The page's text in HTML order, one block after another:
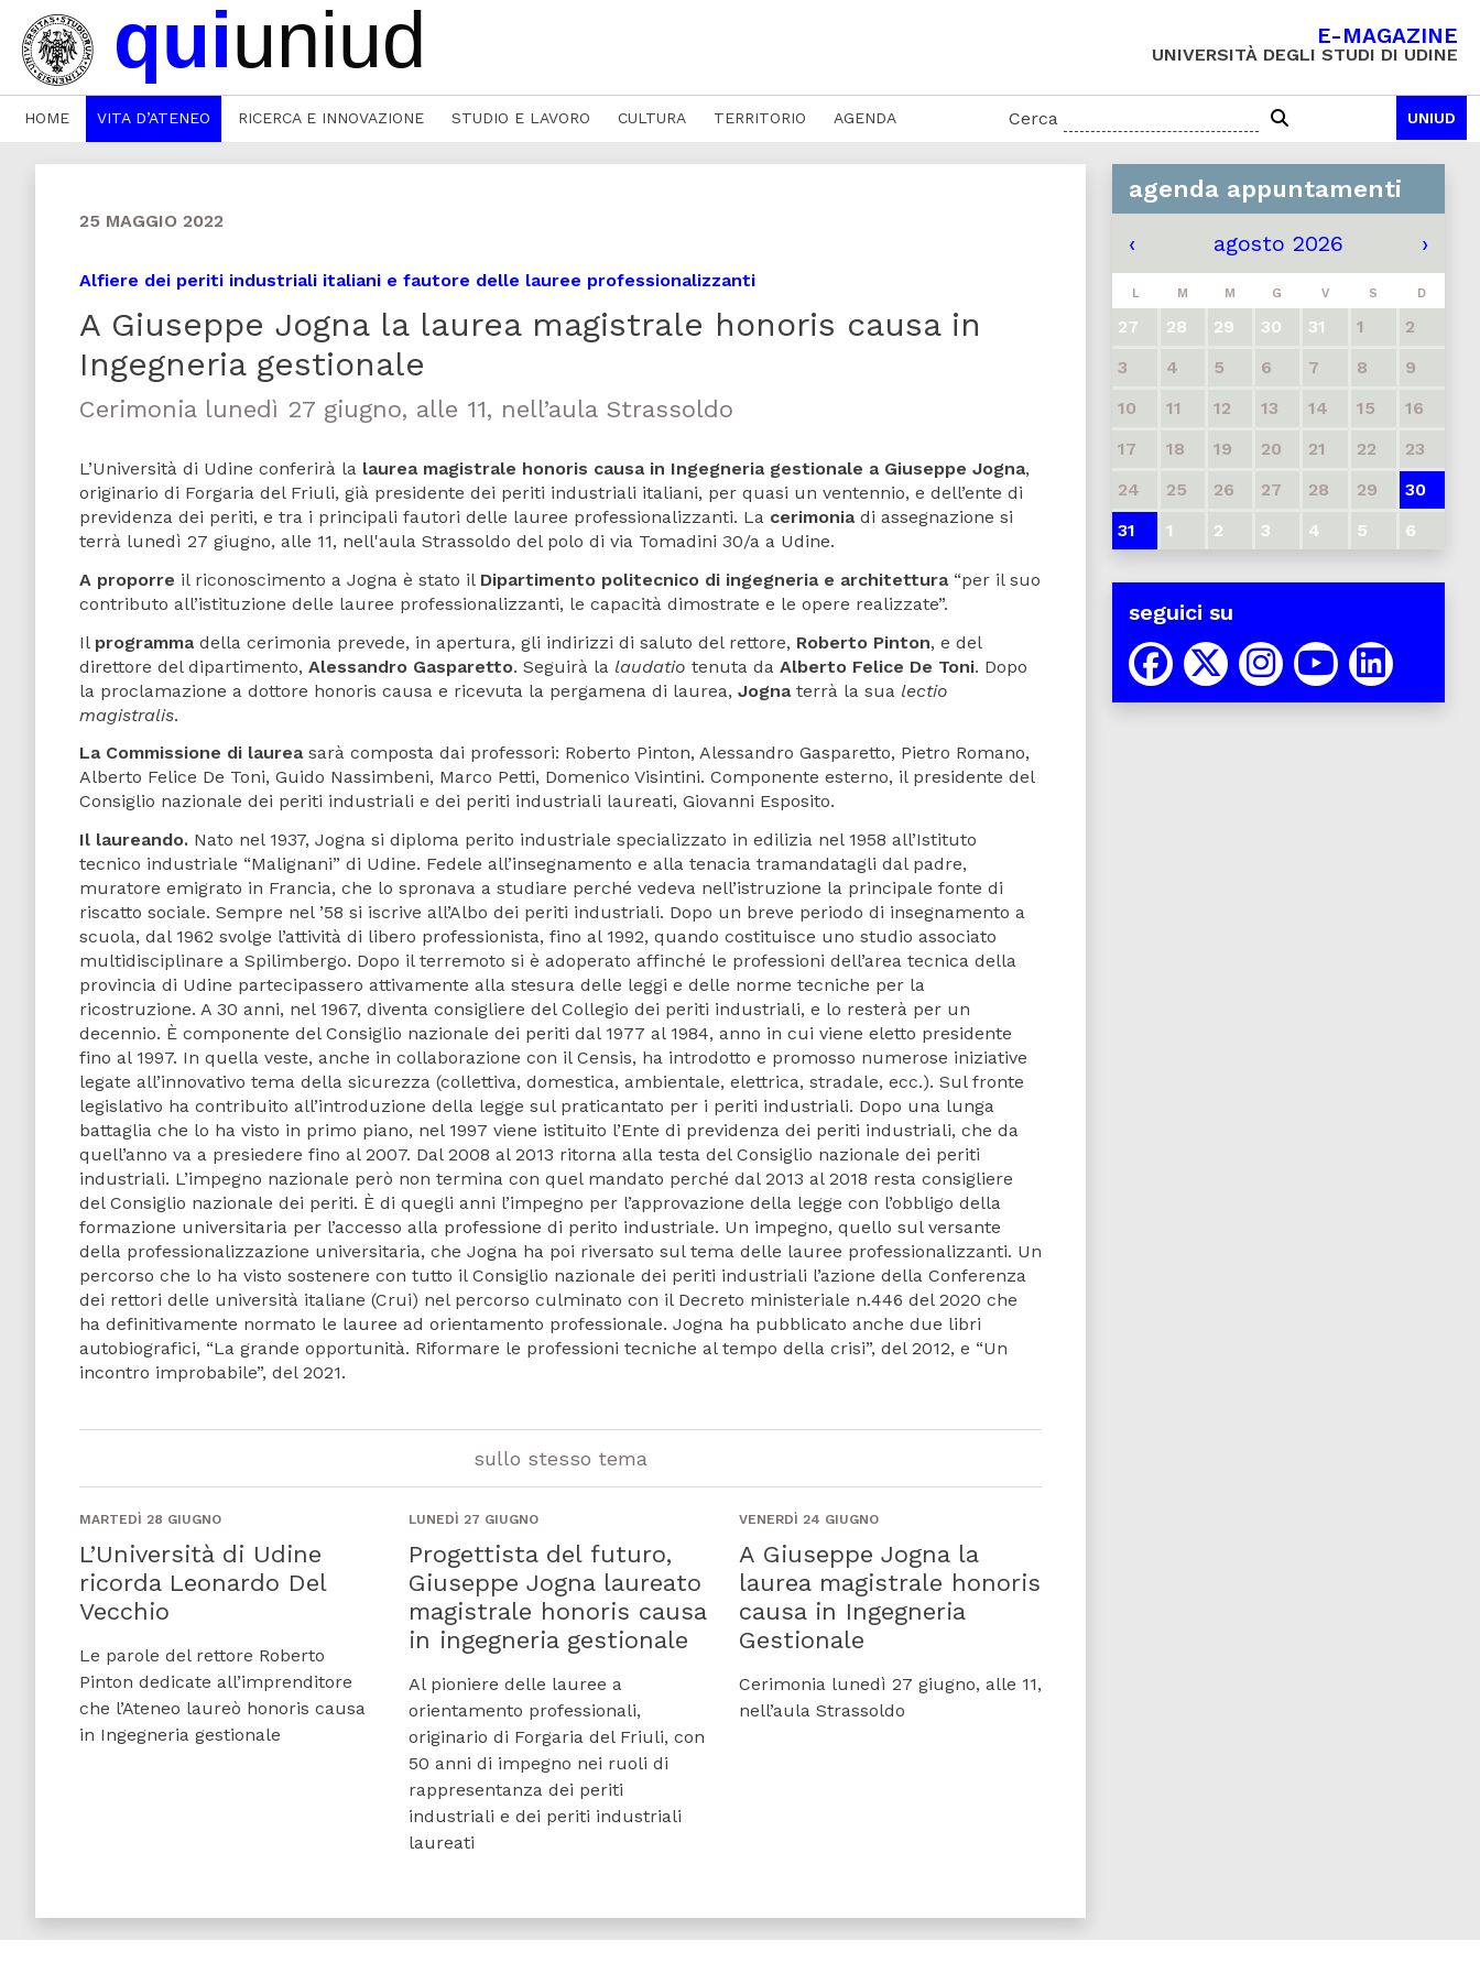
E-MAGAZINE
UNIVERSITÀ DEGLI STUDI DI UDINE
HOME VITA D’ATENEO RICERCA E INNOVAZIONE STUDIO E LAVORO CULTURA TERRITORIO AGENDA Cerca UNIUD
25 MAGGIO 2022
Alfiere dei periti industriali italiani e fautore delle lauree professionalizzanti
A Giuseppe Jogna la laurea magistrale honoris causa in
Ingegneria gestionale
Cerimonia lunedì 27 giugno, alle 11, nell’aula Strassoldo
L’Università di Udine conferirà la laurea magistrale honoris causa in Ingegneria gestionale a Giuseppe Jogna,
originario di Forgaria del Friuli, già presidente dei periti industriali italiani, per quasi un ventennio, e dell’ente di
previdenza dei periti, e tra i principali fautori delle lauree professionalizzanti. La cerimoniadi assegnazione si
terrà lunedì 27 giugno, alle 11, nell'aula Strassoldo del polo di via Tomadini 30/a a Udine.
A proporre il riconoscimento a Jogna è stato il Dipartimento politecnico di ingegneria e architettura“per il suo
contributo all’istituzione delle lauree professionalizzanti, le capacità dimostrate e le opere realizzate”.
Il programma della cerimonia prevede, in apertura, gli indirizzi di saluto del rettore, Roberto Pinton, e del
direttore del dipartimento, Alessandro Gasparetto. Seguirà la laudatio tenuta da Alberto Felice De Toni. Dopo
la proclamazione a dottore honoris causa e ricevuta la pergamena di laurea, Jognaterrà la sua lectio
magistralis.
La Commissione di laureasarà composta dai professori: Roberto Pinton, Alessandro Gasparetto, Pietro Romano,
Alberto Felice De Toni, Guido Nassimbeni, Marco Petti, Domenico Visintini. Componente esterno, il presidente del
Consiglio nazionale dei periti industriali e dei periti industriali laureati, Giovanni Esposito.
Il laureando. Nato nel 1937, Jogna si diploma perito industriale specializzato in edilizia nel 1958 all’Istituto
tecnico industriale “Malignani” di Udine. Fedele all’insegnamento e alla tenacia tramandatagli dal padre,
muratore emigrato in Francia, che lo spronava a studiare perché vedeva nell’istruzione la principale fonte di
riscatto sociale. Sempre nel ’58 si iscrive all’Albo dei periti industriali. Dopo un breve periodo di insegnamento a
scuola, dal 1962 svolge l’attività di libero professionista, fino al 1992, quando costituisce uno studio associato
multidisciplinare a Spilimbergo. Dopo il terremoto si è adoperato affinché le professioni dell’area tecnica della
provincia di Udine partecipassero attivamente alla stesura delle leggi e delle norme tecniche per la
ricostruzione. A 30 anni, nel 1967, diventa consigliere del Collegio dei periti industriali, e lo resterà per un
decennio. È componente del Consiglio nazionale dei periti dal 1977 al 1984, anno in cui viene eletto presidente
fino al 1997. In quella veste, anche in collaborazione con il Censis, ha introdotto e promosso numerose iniziative
legate all’innovativo tema della sicurezza (collettiva, domestica, ambientale, elettrica, stradale, ecc.). Sul fronte
legislativo ha contribuito all’introduzione della legge sul praticantato per i periti industriali. Dopo una lunga
battaglia che lo ha visto in primo piano, nel 1997 viene istituito l’Ente di previdenza dei periti industriali, che da
quell’anno va a presiedere fino al 2007. Dal 2008 al 2013 ritorna alla testa del Consiglio nazionale dei periti
industriali. L’impegno nazionale però non termina con quel mandato perché dal 2013 al 2018 resta consigliere
del Consiglio nazionale dei periti. È di quegli anni l’impegno per l’approvazione della legge con l’obbligo della
formazione universitaria per l’accesso alla professione di perito industriale. Un impegno, quello sul versante
della professionalizzazione universitaria, che Jogna ha poi riversato sul tema delle lauree professionalizzanti. Un
percorso che lo ha visto sostenere con tutto il Consiglio nazionale dei periti industriali l’azione della Conferenza
dei rettori delle università italiane (Crui) nel percorso culminato con il Decreto ministeriale n.446 del 2020 che
ha definitivamente normato le lauree ad orientamento professionale. Jogna ha pubblicato anche due libri
autobiografici, “La grande opportunità. Riformare le professioni tecniche al tempo della crisi”, del 2012, e “Un
incontro improbabile”, del 2021.
sullo stesso tema
MARTEDÌ 28 GIUGNO
L’Università di Udine
ricorda Leonardo Del
Vecchio
Le parole del rettore Roberto
Pinton dedicate all’imprenditore
che l’Ateneo laureò honoris causa
in Ingegneria gestionale
LUNEDÌ 27 GIUGNO
Progettista del futuro,
Giuseppe Jogna laureato
magistrale honoris causa
in ingegneria gestionale
Al pioniere delle lauree a
orientamento professionali,
originario di Forgaria del Friuli, con
50 anni di impegno nei ruoli di
rappresentanza dei periti
industriali e dei periti industriali
laureati
VENERDÌ 24 GIUGNO
A Giuseppe Jogna la
laurea magistrale honoris
causa in Ingegneria
Gestionale
Cerimonia lunedì 27 giugno, alle 11,
nell’aula Strassoldo
agenda appuntamenti
‹ agosto 2026 ›
L M M G V S D
27 28 29 30 31 1
2
3
4 5 6 7 8
9
10
11 12 13 14 15
16
17
18 19 20 21 22
23
24
25 26 27 28 29
30
31
1 2 3 4 5 6
seguici su